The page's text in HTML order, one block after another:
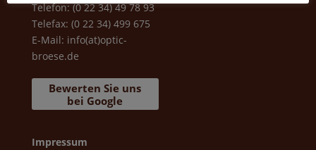
Telefon: (0 22 34) 49 78 93
Telefax: (0 22 34) 499 675
E-Mail: info(at)optic-
broese.de
Bewerten Sie uns
bei Google
Impressum